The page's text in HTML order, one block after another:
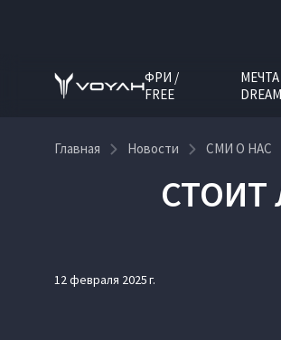
ФРИ /
FREE
DREAM
Главная Новости СМИ О НАС
СТОИТ
12 февраля 2025 г.